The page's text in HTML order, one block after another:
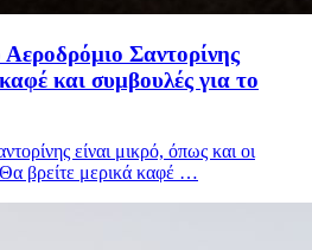
Σαντορίνης
και συμβουλές για το
είναι μικρό, όπως και οι
Θα βρείτε μερικά καφέ …